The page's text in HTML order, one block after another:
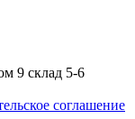
9 склад 5-6
соглашение